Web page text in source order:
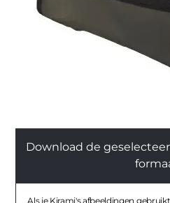
Download de
Als je Kirami's afbeeldingen